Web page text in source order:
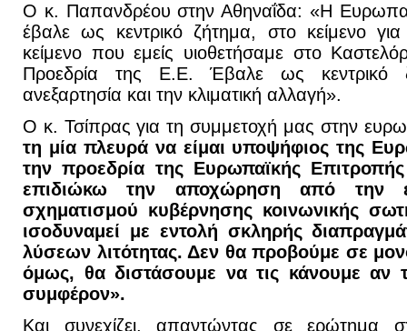
Ο κ. Παπανδρέου στην Αθηναΐδα: «Η
έβαλε ως κεντρικό ζήτημα, στο κείμενο
κείμενο που εμείς υιοθετήσαμε στο
Προεδρία της Ε.Ε. Έβαλε ως κεντρικό
ανεξαρτησία και την κλιματική αλλαγή».
Ο κ. Τσίπρας για τη συμμετοχή μας στην
τη μία πλευρά να είμαι υποψήφιος της
την προεδρία της Ευρωπαϊκής
επιδιώκω την αποχώρηση από την
σχηματισμού κυβέρνησης κοινωνικής
ισοδυναμεί με εντολή σκληρής
λύσεων λιτότητας. Δεν θα προβούμε σε
όμως, θα διστάσουμε να τις κάνουμε αν
συμφέρον».
Και συνεχίζει, απαντώντας σε ερώτημα